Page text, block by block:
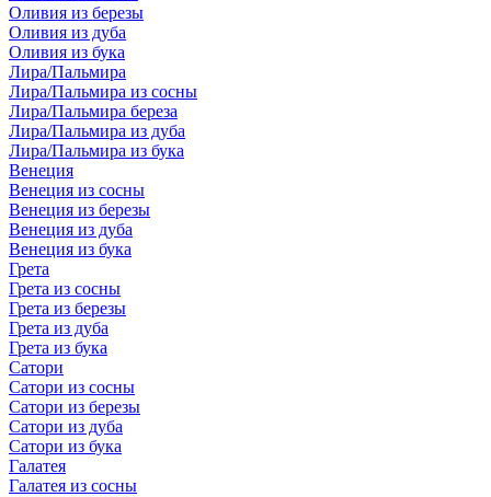
Оливия из березы
Оливия из дуба
Оливия из бука
Лира/Пальмира
Лира/Пальмира из сосны
Лира/Пальмира береза
Лира/Пальмира из дуба
Лира/Пальмира из бука
Венеция
Венеция из сосны
Венеция из березы
Венеция из дуба
Венеция из бука
Грета
Грета из сосны
Грета из березы
Грета из дуба
Грета из бука
Сатори
Сатори из сосны
Сатори из березы
Сатори из дуба
Сатори из бука
Галатея
Галатея из сосны